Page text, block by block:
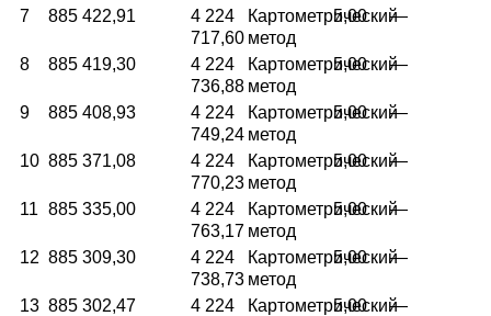
7 885 422,91
4 224
717,60
Картометрический
метод
5,00 —
8 885 419,30
4 224
736,88
Картометрический
метод
5,00 —
9 885 408,93
4 224
749,24
Картометрический
метод
5,00 —
10 885 371,08
4 224
770,23
Картометрический
метод
5,00 —
11 885 335,00
4 224
763,17
Картометрический
метод
5,00 —
12 885 309,30
4 224
738,73
Картометрический
метод
5,00 —
13 885 302,47
4 224
Картометрический
5,00 —